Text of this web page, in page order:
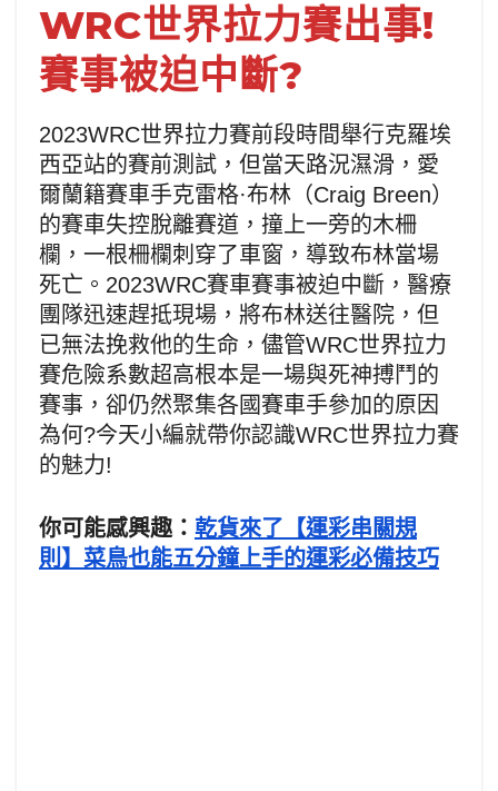
WRC世界拉力賽出事!
賽事被迫中斷?
2023WRC世界拉力賽前段時間舉行克羅埃
西亞站的賽前測試，但當天路況濕滑，愛
爾蘭籍賽車手克雷格·布林（Craig Breen）
的賽車失控脫離賽道，撞上一旁的木柵
欄，一根柵欄刺穿了車窗，導致布林當場
死亡。2023WRC賽車賽事被迫中斷，醫療
團隊迅速趕抵現場，將布林送往醫院，但
已無法挽救他的生命，儘管WRC世界拉力
賽危險系數超高根本是一場與死神搏鬥的
賽事，卻仍然聚集各國賽車手參加的原因
為何?今天小編就帶你認識WRC世界拉力賽
的魅力!
你可能感興趣： 乾貨來了【運彩串關規
則】菜鳥也能五分鐘上手的運彩必備技巧